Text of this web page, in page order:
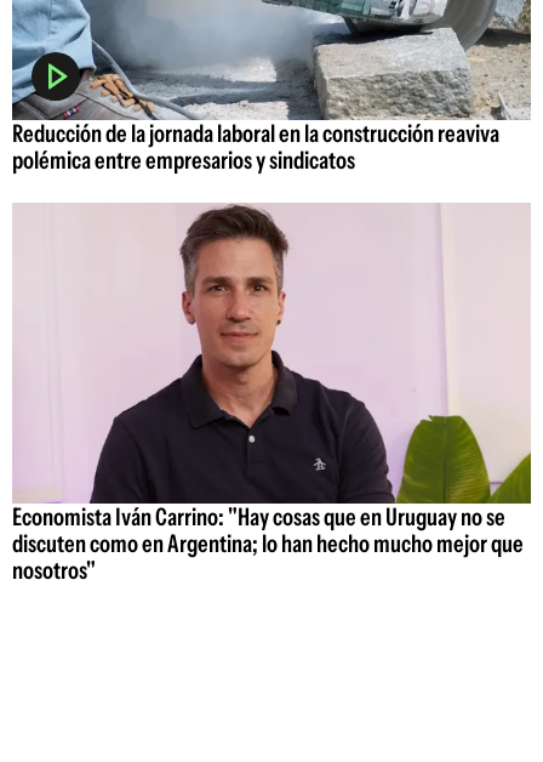
Reducción de la jornada laboral en la construcción reaviva
polémica entre empresarios y sindicatos
Economista Iván Carrino: "Hay cosas que en Uruguay no se
discuten como en Argentina; lo han hecho mucho mejor que
nosotros"